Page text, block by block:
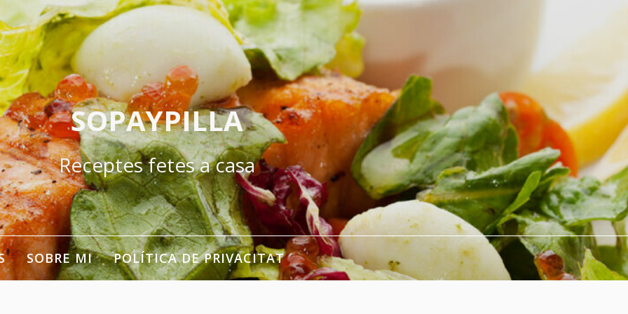
SOPAYPILLA
Receptes fetes a casa
SOBRE MI POLÍTICA DE PRIVACITAT